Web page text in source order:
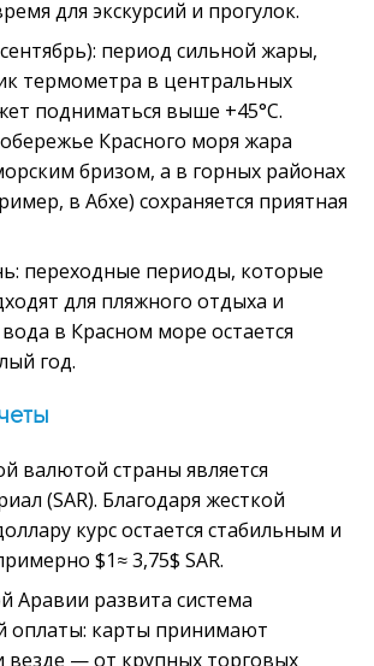
для экскурсий и прогулок.
период сильной жары,
термометра в центральных
подниматься выше +45°C.
Красного моря жара
бризом, а в горных районах
в Абхе) сохраняется приятная
переходные периоды, которые
для пляжного отдыха и
в Красном море остается
год.
валютой страны является
(SAR). Благодаря жесткой
курс остается стабильным и
$1≈ 3,75$ SAR.
Аравии развита система
оплаты: карты принимают
везде — от крупных торговых